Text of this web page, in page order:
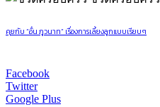
คุยกับ “อั๋น ภูวนาท” เรื่องการเลี้ยงลูกแบบเรียบๆ
Facebook
Twitter
Google Plus